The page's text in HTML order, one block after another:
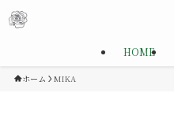
HOME
ホーム MIKA